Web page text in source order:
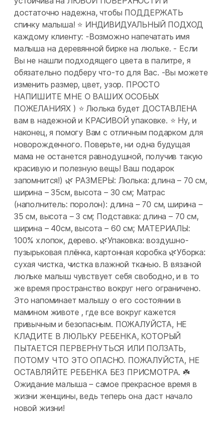
достаточно надежна, чтобы ПОДДЕРЖАТЬ
спинку малыша! ⭐ ИНДИВИДУАЛЬНЫЙ ПОДХОД
каждому клиенту: -Возможно напечатать имя
малыша на деревянной бирке на люльке. - Если
Вы не нашли подходящего цвета в палитре, я
обязательно подберу что-то для Вас. -Вы можете
изменить размер, цвет, узор. ПРОСТО
НАПИШИТЕ МНЕ О ВАШИХ ОСОБЫХ
ПОЖЕЛАНИЯХ ) ⭐ Люлька будет ДОСТАВЛЕНА
вам в надежной и КРАСИВОЙ упаковке. ⭐ Ну, и
наконец, я помогу Вам с отличным подарком для
новорожденного. Поверьте, ни одна будущая
мама не останется равнодушной, получив такую
красивую и полезную вещь! Ваш подарок
запомнится!) 🌿 РАЗМЕРЫ: Люлька: длина – 70 см,
ширина – 35см, высота – 30 см; Матрас
(наполнитель: поролон): длина – 70 см, ширина –
35 см, высота – 3 см; Подставка: длина – 70 см,
ширина – 40см, высота – 60 см; МАТЕРИАЛЫ:
100% хлопок, дерево. 🌿Упаковка: воздушно-
пузырьковая плёнка, картонная коробка 🌿Уборка:
сухая чистка, чистка влажной тканью. В вязаной
люльке малыш чувствует себя свободно, и в то
же время пространство вокруг него ограничено.
Это напоминает малышу о его состоянии в
мамином животе , где все вокруг кажется
привычным и безопасным. ПОЖАЛУЙСТА, НЕ
КЛАДИТЕ В ЛЮЛЬКУ РЕБЕНКА, КОТОРЫЙ
ПЫТАЕТСЯ ПЕРВЕРНУТЬСЯ ИЛИ ПОЛЗАТЬ,
ПОТОМУ ЧТО ЭТО ОПАСНО. ПОЖАЛУЙСТА, НЕ
ОСТАВЛЯЙТЕ РЕБЕНКА БЕЗ ПРИСМОТРА. ☘️
Ожидание малыша – самое прекрасное время в
жизни женщины, ведь теперь она даст начало
новой жизни!